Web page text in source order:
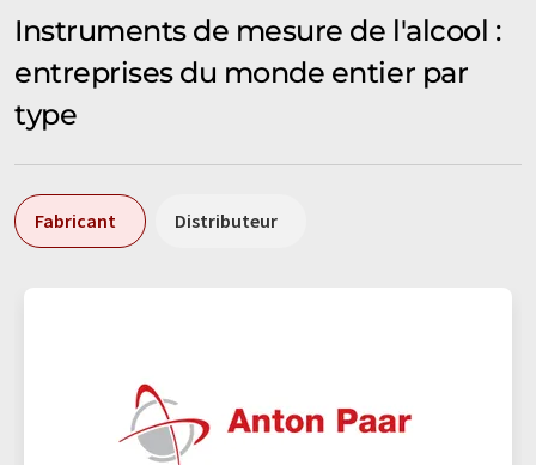
Instruments de mesure de l'alcool :
entreprises du monde entier par
type
Fabricant Distributeur